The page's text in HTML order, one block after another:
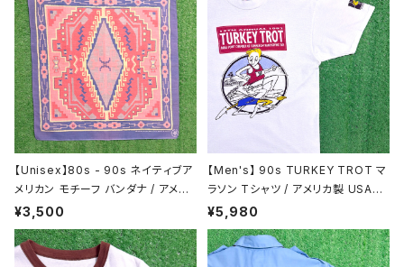
【Unisex】80s - 90s ネイティブア
メリカン モチーフ バンダナ / アメリ
カ製 USA製 80年代 90年代 古着
2142
¥3,500
【Men's】 90s TURKEY TROT マ
ラソン Tシャツ / アメリカ製 USA製
90年代 ティーシャツ T-Shirt 古着
N1466
¥5,980